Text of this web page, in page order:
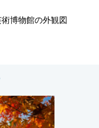
博物館の外観図